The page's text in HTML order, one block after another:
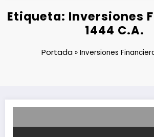
Etiqueta: Inversiones
1444 C.A.
Portada »Inversiones